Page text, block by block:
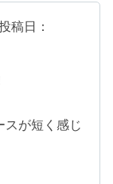
稿日：
スが短く感じ